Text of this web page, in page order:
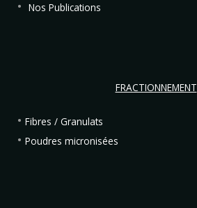
Nos Publications
FRACTIONNEMENT
Fibres / Granulats
Poudres micronisées